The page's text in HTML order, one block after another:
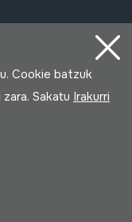
Cookie batzuk
Sakatu Irakurri